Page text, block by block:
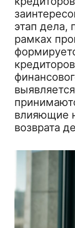
этап дела,
рамках
влияющие
возврата